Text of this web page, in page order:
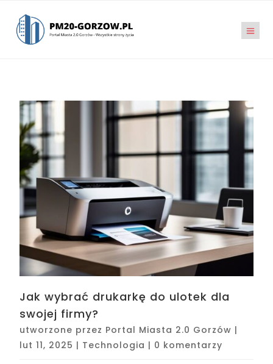
Jak wybrać drukarkę do ulotek dla
swojej firmy?
utworzone przez Portal Miasta 2.0 Gorzów |
lut 11, 2025 | Technologia | 0 komentarzy